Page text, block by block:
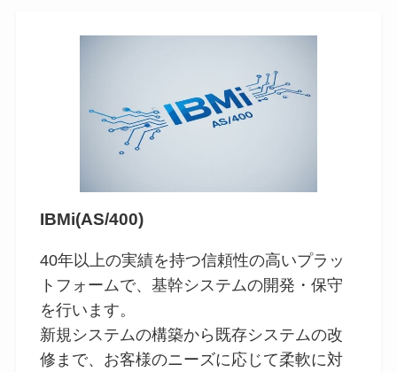
IBMi(AS/400)
40年以上の実績を持つ信頼性の高いプラッ
トフォームで、基幹システムの開発・保守
を行います。
新規システムの構築から既存システムの改
修まで、お客様のニーズに応じて柔軟に対